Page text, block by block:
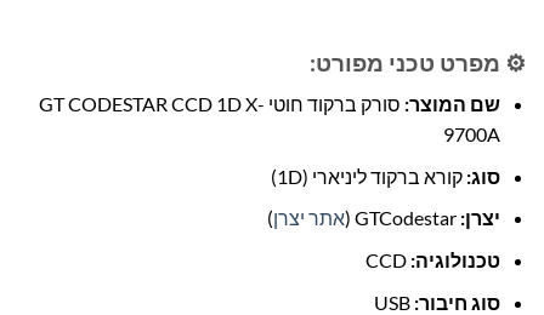
⚙️ מפרט טכני מפורט:
שם המוצר:
סורק ברקוד חוטי GT CODESTAR CCD 1D X-
9700A
סוג: קורא ברקוד ליניארי (1D)
יצרן:
אתר יצרן)
טכנולוגיה:
סוג חיבור: